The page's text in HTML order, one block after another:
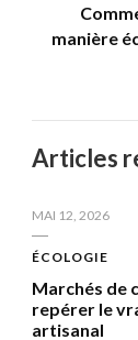
manière
Articles
MAI 12, 2026
ÉCOLOGIE
Marchés de
repérer le
artisanal